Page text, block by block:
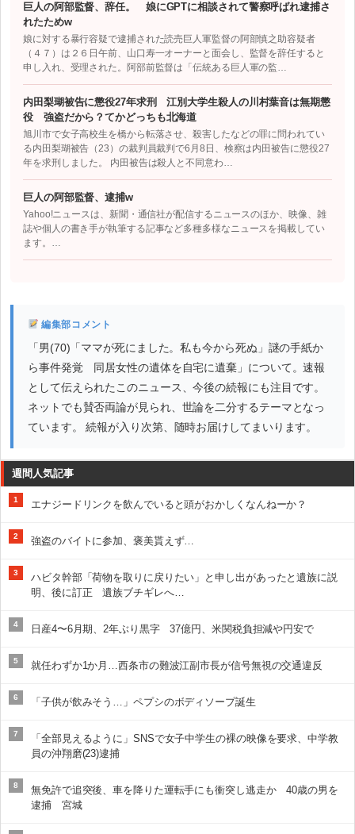
巨人の阿部監督、辞任。 娘にGPTに相談されて警察呼ばれ逮捕さ
れたためw
娘に対する暴行容疑で逮捕された読売巨人軍監督の阿部慎之助容疑者
（４７）は２６日午前、山口寿一オーナーと面会し、監督を辞任すると
申し入れ、受理された。阿部前監督は「伝統ある巨人軍の監…
内田梨瑚被告に懲役27年求刑 江別大学生殺人の川村葉音は無期懲
役 強盗だから？てかどっちも北海道
旭川市で女子高校生を橋から転落させ、殺害したなどの罪に問われてい
る内田梨瑚被告（23）の裁判員裁判で6月8日、検察は内田被告に懲役27
年を求刑しました。 内田被告は殺人と不同意わ…
巨人の阿部監督、逮捕w
Yahoo!ニュースは、新聞・通信社が配信するニュースのほか、映像、雑
誌や個人の書き手が執筆する記事など多種多様なニュースを掲載してい
ます。…
編集部コメント
「男(70)「ママが死にました。私も今から死ぬ」謎の手紙か
ら事件発覚 同居女性の遺体を自宅に遺棄」について。速報
として伝えられたこのニュース、今後の続報にも注目です。
ネットでも賛否両論が見られ、世論を二分するテーマとなっ
ています。 続報が入り次第、随時お届けしてまいります。
週間人気記事
1 エナジードリンクを飲んでいると頭がおかしくなんねーか？
2 強盗のバイトに参加、褒美貰えず…
3
ハビタ幹部「荷物を取りに戻りたい」と申し出があったと遺族に説
明、後に訂正 遺族ブチギレへ…
4 日産4〜6月期、2年ぶり黒字 37億円、米関税負担減や円安で
5 就任わずか1か月…西条市の難波江副市長が信号無視の交通違反
6 「子供が飲みそう…」ペプシのボディソープ誕生
7
「全部見えるように」SNSで女子中学生の裸の映像を要求、中学教
員の沖翔磨(23)逮捕
8
無免許で追突後、車を降りた運転手にも衝突し逃走か 40歳の男を
逮捕 宮城